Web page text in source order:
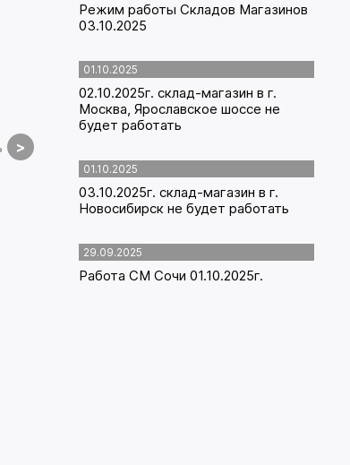
>
Режим работы Складов Магазинов
03.10.2025
01.10.2025
02.10.2025г. склад-магазин в г.
Москва, Ярославское шоссе не
будет работать
01.10.2025
03.10.2025г. склад-магазин в г.
Новосибирск не будет работать
29.09.2025
Работа СМ Сочи 01.10.2025г.